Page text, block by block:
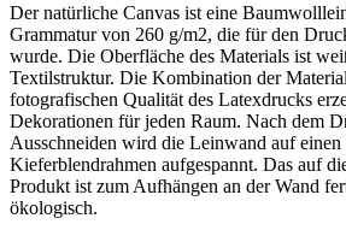
Der natürliche Canvas ist eine
Grammatur von 260 g/m2, die für den
wurde. Die Oberfläche des Materials ist
Textilstruktur. Die Kombination der
fotografischen Qualität des Latexdrucks
Dekorationen für jeden Raum. Nach dem
Ausschneiden wird die Leinwand auf einen
Kieferblendrahmen aufgespannt. Das auf
Produkt ist zum Aufhängen an der Wand
ökologisch.